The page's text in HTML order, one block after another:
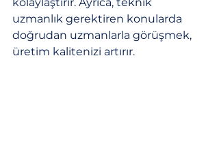
uzmanlık gerektiren konularda
doğrudan uzmanlarla görüşmek,
üretim kalitenizi artırır.